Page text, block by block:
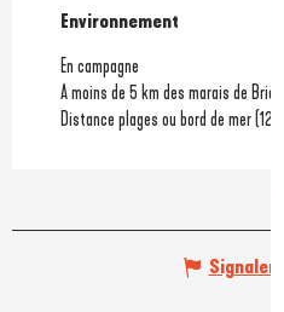
Environnement
Environnement
En campagne
A moins de 5 km des marais de Brière
Distance plages ou bord de mer(12km)
Signaler